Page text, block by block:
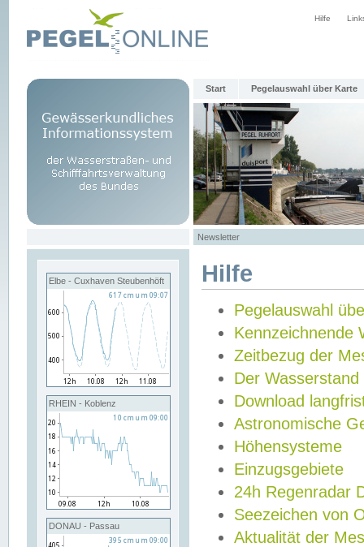
Hilfe
Start Pegelauswahl über Karte
Newsletter
Elbe - Cuxhaven Steubenhöft
RHEIN - Koblenz
DONAU - Passau
Hilfe
Pegelauswahl
Kennzeichnende
Zeitbezug der
Der Wasserstand
Download
Astronomische
Höhensysteme
Einzugsgebiete
24h Regenradar
Seezeichen von
Aktualität der